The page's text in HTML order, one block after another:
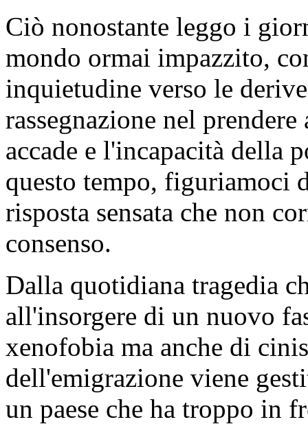
Ciò nonostante leggo i
mondo ormai impazzito,
inquietudine verso le
rassegnazione nel
accade e l'incapacità della
questo tempo, figuriamoci
risposta sensata che non
consenso.
Dalla quotidiana tragedia
all'insorgere di un nuovo
xenofobia ma anche di
dell'emigrazione viene
un paese che ha troppo in